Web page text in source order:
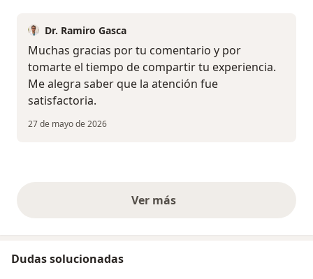
Dr. Ramiro Gasca
Muchas gracias por tu comentario y por
tomarte el tiempo de compartir tu experiencia.
Me alegra saber que la atención fue
satisfactoria.
27 de mayo de 2026
Ver másopiniones anteriores
Dudas solucionadas